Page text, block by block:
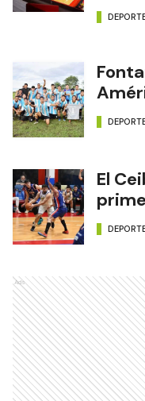
El
Ads